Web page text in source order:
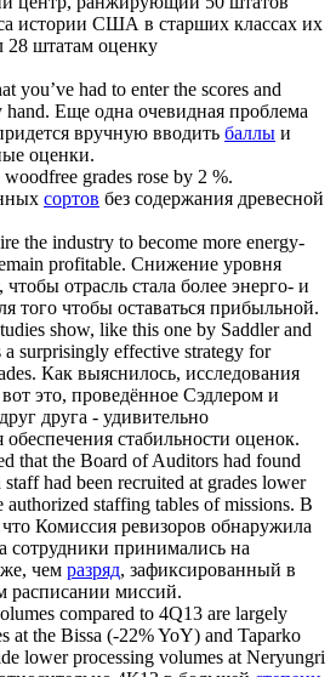
истории США в старших классах их
28 штатам оценку
you’ve had to enter the scores and
hand. Еще одна очевидная проблема
вручную вводить баллы и
оценки.
woodfree grades rose by 2 %.
сортов без содержания древесной
the industry to become more energy-
profitable. Снижение уровня
чтобы отрасль стала более энерго- и
того чтобы оставаться прибыльной.
show, like this one by Saddler and
surprisingly effective strategy for
. Как выяснилось, исследования
это, проведённое Сэдлером и
друг друга - удивительно
стабильности оценок.
that the Board of Auditors had found
had been recruited at grades lower
authorized staffing tables of missions. В
что Комиссия ревизоров обнаружила
сотрудники принимались на
чем разряд, зафиксированный в
расписании миссий.
compared to 4Q13 are largely
at the Bissa (-22% YoY) and Taparko
lower processing volumes at Neryungri